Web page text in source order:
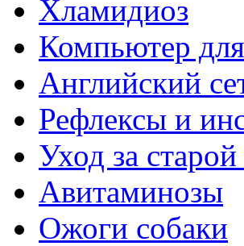
Хламидиоз
Компьютер
Английский
Рефлексы и
Уход за
Авитаминозы
Ожоги собаки